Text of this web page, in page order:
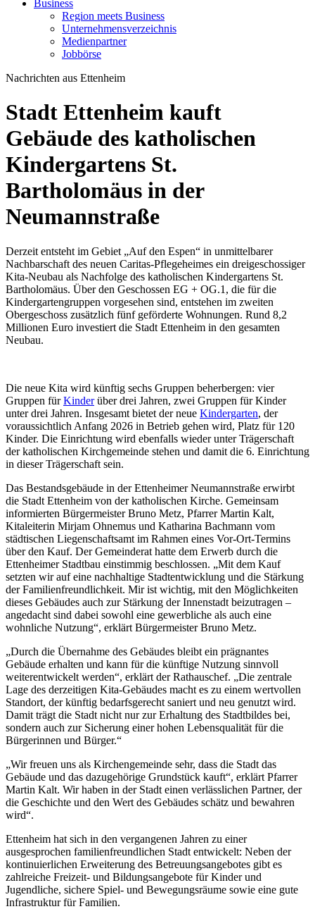
Business
Region meets Business
Unternehmensverzeichnis
Medienpartner
Jobbörse
Nachrichten aus Ettenheim
Stadt Ettenheim kauft
Gebäude des katholischen
Kindergartens St.
Bartholomäus in der
Neumannstraße
Derzeit entsteht im Gebiet „Auf den Espen“ in unmittelbarer
Nachbarschaft des neuen Caritas-Pflegeheimes ein dreigeschossiger
Kita-Neubau als Nachfolge des katholischen Kindergartens St.
Bartholomäus. Über den Geschossen EG + OG.1, die für die
Kindergartengruppen vorgesehen sind, entstehen im zweiten
Obergeschoss zusätzlich fünf geförderte Wohnungen. Rund 8,2
Millionen Euro investiert die Stadt Ettenheim in den gesamten
Neubau.
Die neue Kita wird künftig sechs Gruppen beherbergen: vier
Gruppen fürKinderüber drei Jahren, zwei Gruppen für Kinder
unter drei Jahren. Insgesamt bietet der neue Kindergarten, der
voraussichtlich Anfang 2026 in Betrieb gehen wird, Platz für 120
Kinder. Die Einrichtung wird ebenfalls wieder unter Trägerschaft
der katholischen Kirchgemeinde stehen und damit die 6. Einrichtung
in dieser Trägerschaft sein.
Das Bestandsgebäude in der Ettenheimer Neumannstraße erwirbt
die Stadt Ettenheim von der katholischen Kirche. Gemeinsam
informierten Bürgermeister Bruno Metz, Pfarrer Martin Kalt,
Kitaleiterin Mirjam Ohnemus und Katharina Bachmann vom
städtischen Liegenschaftsamt im Rahmen eines Vor-Ort-Termins
über den Kauf. Der Gemeinderat hatte dem Erwerb durch die
Ettenheimer Stadtbau einstimmig beschlossen. „Mit dem Kauf
setzten wir auf eine nachhaltige Stadtentwicklung und die Stärkung
der Familienfreundlichkeit. Mir ist wichtig, mit den Möglichkeiten
dieses Gebäudes auch zur Stärkung der Innenstadt beizutragen –
angedacht sind dabei sowohl eine gewerbliche als auch eine
wohnliche Nutzung“, erklärt Bürgermeister Bruno Metz.
„Durch die Übernahme des Gebäudes bleibt ein prägnantes
Gebäude erhalten und kann für die künftige Nutzung sinnvoll
weiterentwickelt werden“, erklärt der Rathauschef. „Die zentrale
Lage des derzeitigen Kita-Gebäudes macht es zu einem wertvollen
Standort, der künftig bedarfsgerecht saniert und neu genutzt wird.
Damit trägt die Stadt nicht nur zur Erhaltung des Stadtbildes bei,
sondern auch zur Sicherung einer hohen Lebensqualität für die
Bürgerinnen und Bürger.“
„Wir freuen uns als Kirchengemeinde sehr, dass die Stadt das
Gebäude und das dazugehörige Grundstück kauft“, erklärt Pfarrer
Martin Kalt. Wir haben in der Stadt einen verlässlichen Partner, der
die Geschichte und den Wert des Gebäudes schätz und bewahren
wird“.
Ettenheim hat sich in den vergangenen Jahren zu einer
ausgesprochen familienfreundlichen Stadt entwickelt: Neben der
kontinuierlichen Erweiterung des Betreuungsangebotes gibt es
zahlreiche Freizeit- und Bildungsangebote für Kinder und
Jugendliche, sichere Spiel- und Bewegungsräume sowie eine gute
Infrastruktur für Familien.